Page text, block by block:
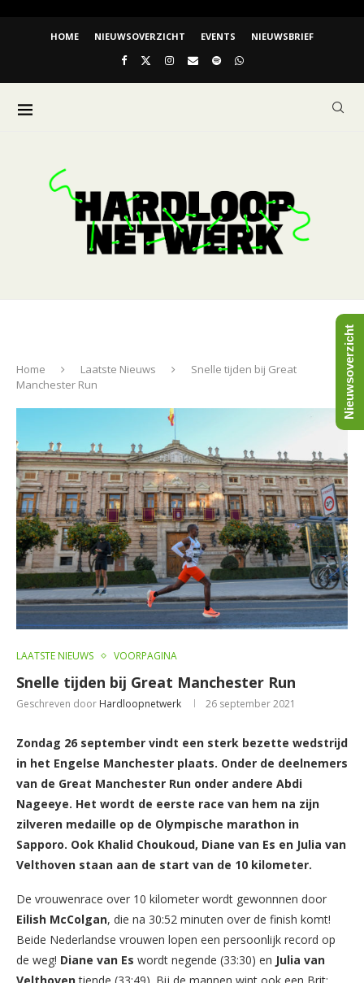
HOME NIEUWSOVERZICHT EVENTS NIEUWSBRIEF
Home Laatste Nieuws
Snelle tijden bij Great
Manchester Run
LAATSTE NIEUWS VOORPAGINA
Snelle tijden bij Great Manchester Run
Geschreven door Hardloopnetwerk 26 september 2021
Zondag 26 september vindt een sterk bezette wedstrijd
in het Engelse Manchester plaats. Onder de deelnemers
van de Great Manchester Run onder andere Abdi
Nageeye. Het wordt de eerste race van hem na zijn
zilveren medaille op de Olympische marathon in
Sapporo. Ook Khalid Choukoud, Diane van Es en Julia van
Velthoven staan aan de start van de 10 kilometer.
De vrouwenrace over 10 kilometer wordt gewonnnen door
Eilish McColgan, die na 30:52 minuten over de finish komt!
Beide Nederlandse vrouwen lopen een persoonlijk record op
de weg! Diane van Es wordt negende (33:30) en Julia van
Nieuwsoverzicht